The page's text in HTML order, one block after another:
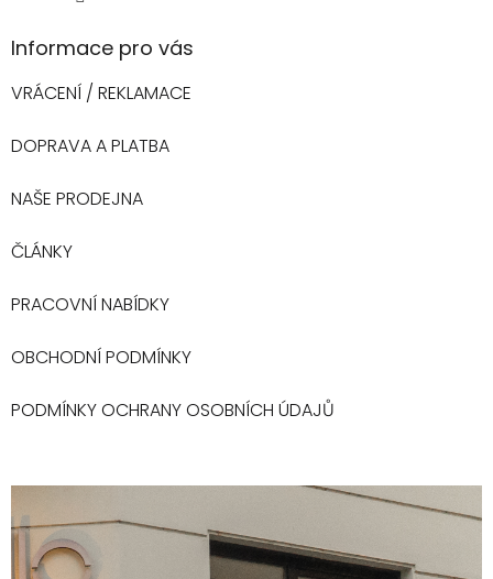
Informace pro vás
VRÁCENÍ / REKLAMACE
DOPRAVA A PLATBA
NAŠE PRODEJNA
ČLÁNKY
PRACOVNÍ NABÍDKY
OBCHODNÍ PODMÍNKY
PODMÍNKY OCHRANY OSOBNÍCH ÚDAJŮ